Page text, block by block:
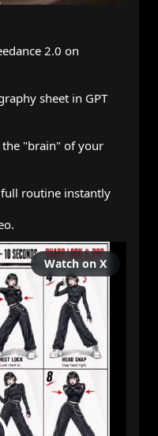
sheet in GPT
the "brain" of your
routine instantly
Watch on X